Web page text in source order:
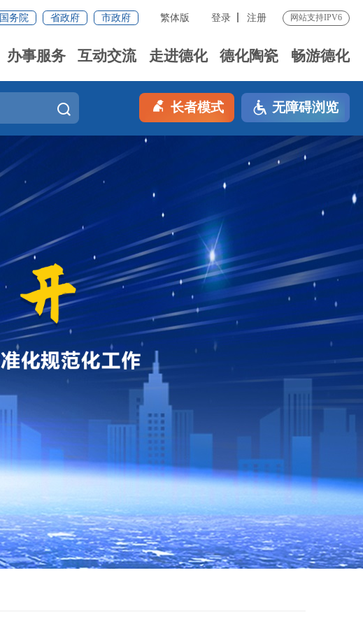
国务院 省政府 市政府 繁体版 登录 注册 网站支持IPV6
办事服务 互动交流 走进德化 德化陶瓷 畅游德化
长者模式 无障碍浏览